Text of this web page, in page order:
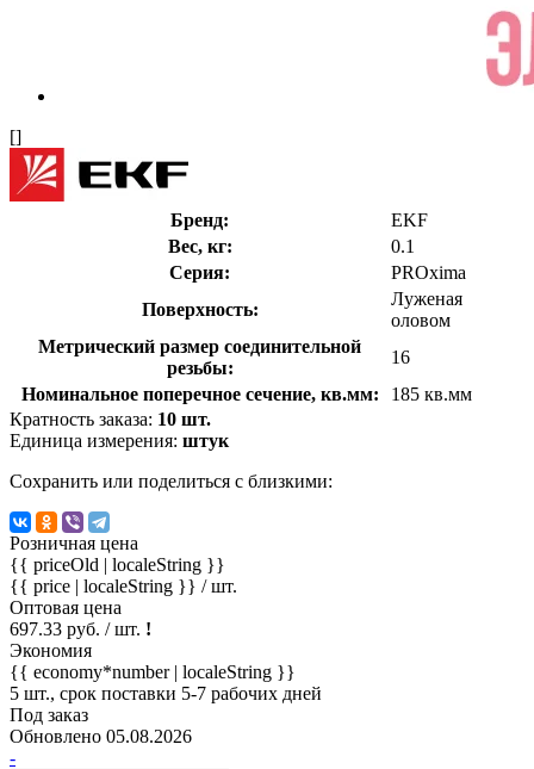
[]
Бренд:
EKF
Вес, кг:
0.1
Серия:
PROxima
Поверхность:
Луженая
оловом
Метрический размер соединительной
резьбы:
16
Номинальное поперечное сечение, кв.мм:
185 кв.мм
Кратность заказа: 10 шт.
Единица измерения: штук
Сохранить или поделиться с близкими:
Розничная цена
{{ priceOld | localeString }}
{{ price | localeString }} / шт.
Оптовая цена
697.33 руб. / шт. !
Экономия
{{ economy*number | localeString }}
5 шт., срок поставки 5-7 рабочих дней
Под заказ
Обновлено 05.08.2026
-